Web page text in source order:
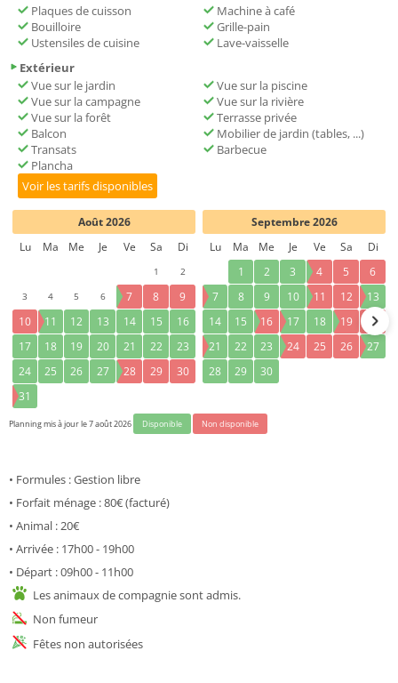
Plaques de cuisson
Machine à café
Bouilloire
Grille-pain
Ustensiles de cuisine
Lave-vaisselle
Extérieur
Vue sur le jardin
Vue sur la piscine
Vue sur la campagne
Vue sur la rivière
Vue sur la forêt
Terrasse privée
Balcon
Mobilier de jardin (tables, ...)
Transats
Barbecue
Plancha
Voir les tarifs disponibles
Août 2026
Lu
Ma Me Je Ve Sa Di
1
2
3
4 5 6 7 8
9
10
11 12 13 14 15
16
17
18 19 20 21 22
23
24
25 26 27 28 29
30
31
Septembre 2026
Lu
Ma Me Je Ve Sa
Di
1
2 3 4 5
6
7
8 9 10 11 12
13
14
15 16 17 18 19
20
21
22 23 24 25 26
27
28
29 30
Planning mis à jour le 7 août 2026 Disponible Non disponible
• Formules : Gestion libre
• Forfait ménage : 80€ (facturé)
• Animal : 20€
• Arrivée : 17h00 - 19h00
• Départ : 09h00 - 11h00
Les animaux de compagnie sont admis.
Non fumeur
Fêtes non autorisées